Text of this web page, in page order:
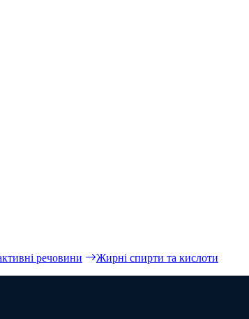
речовини
Жирні спирти та кислоти